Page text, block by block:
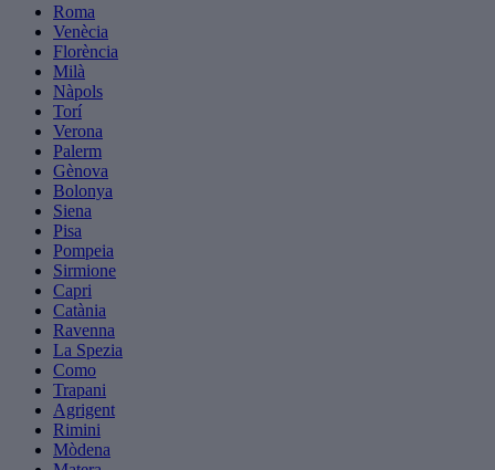
Roma
Venècia
Florència
Milà
Nàpols
Torí
Verona
Palerm
Gènova
Bolonya
Siena
Pisa
Pompeia
Sirmione
Capri
Catània
Ravenna
La Spezia
Como
Trapani
Agrigent
Rimini
Mòdena